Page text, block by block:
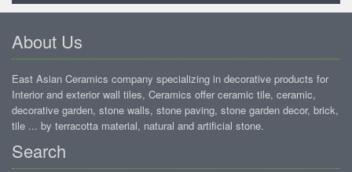
About Us
East Asian Ceramics company specializing in decorative products for
Interior and exterior wall tiles, Ceramics offer ceramic tile, ceramic,
decorative garden, stone walls, stone paving, stone garden decor, brick,
tile ... by terracotta material, natural and artificial stone.
Search